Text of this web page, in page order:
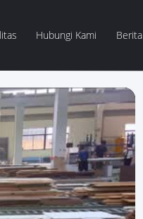
Hubungi Kami Berita